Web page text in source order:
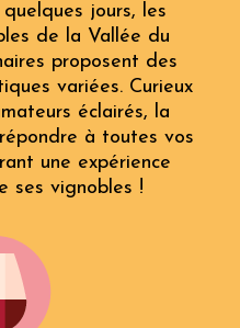
jours, les
de la Vallée du
proposent des
variées. Curieux
éclairés, la
à toutes vos
une expérience
ses vignobles !